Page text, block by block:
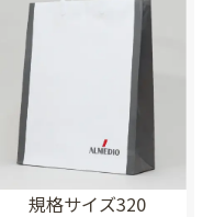
規格サイズ320